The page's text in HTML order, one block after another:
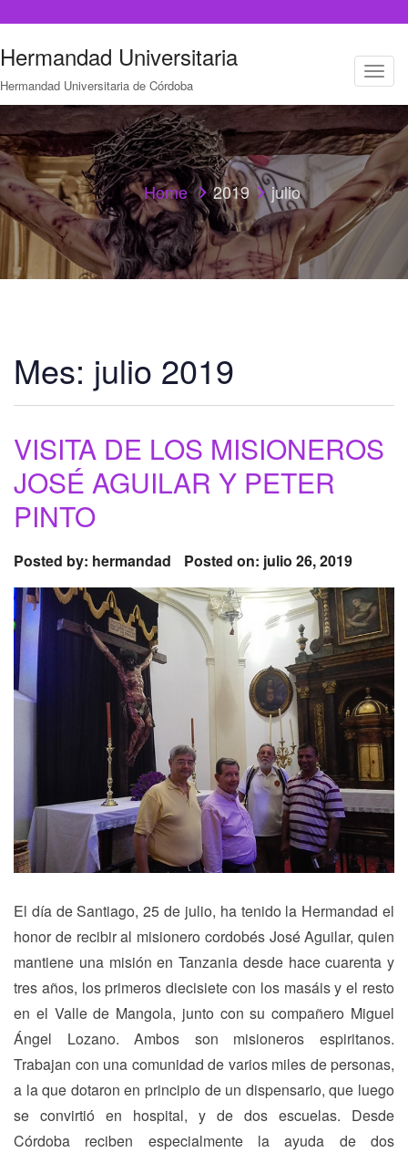
Hermandad Universitaria
Hermandad Universitaria de Córdoba
T
o
g
l
e
n
a
v
i
Home 2019 julio
Mes: julio 2019
VISITA DE LOS MISIONEROS
JOSÉ AGUILAR Y PETER
PINTO
Posted by: hermandad Posted on: julio 26, 2019
El día de Santiago, 25 de julio, ha tenido la Hermandad el
honor de recibir al misionero cordobés José Aguilar, quien
mantiene una misión en Tanzania desde hace cuarenta y
tres años, los primeros diecisiete con los masáis y el resto
en el Valle de Mangola, junto con su compañero Miguel
Ángel Lozano. Ambos son misioneros espiritanos.
Trabajan con una comunidad de varios miles de personas,
a la que dotaron en principio de un dispensario, que luego
se convirtió en hospital, y de dos escuelas. Desde
Córdoba reciben especialmente la ayuda de dos